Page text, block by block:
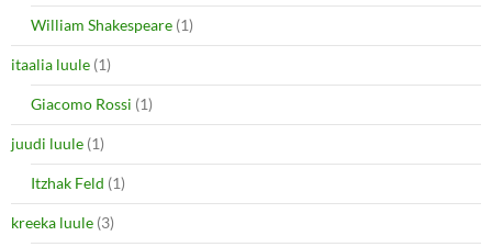
William Shakespeare (1)
itaalia luule (1)
Giacomo Rossi (1)
juudi luule (1)
Itzhak Feld (1)
kreeka luule (3)